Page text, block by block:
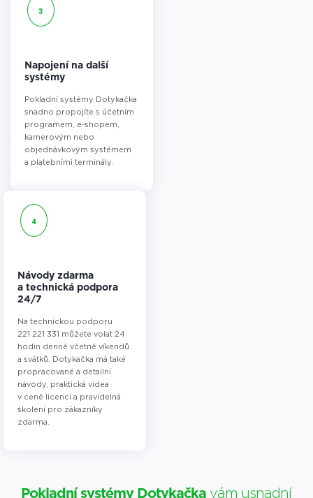
3
Napojení na další
systémy
Pokladní systémy Dotykačka
snadno propojíte s účetním
programem, e-shopem,
kamerovým nebo
objednávkovým systémem
a platebními terminály.
4
Návody zdarma
a technická podpora
24/7
Na technickou podporu
221 221 331 můžete volat 24
hodin denně včetně víkendů
a svátků. Dotykačka má také
propracované a detailní
návody, praktická videa
v ceně licencí a pravidelná
školení pro zákazníky
zdarma.
Pokladní systémy Dotykačka vám usnadní